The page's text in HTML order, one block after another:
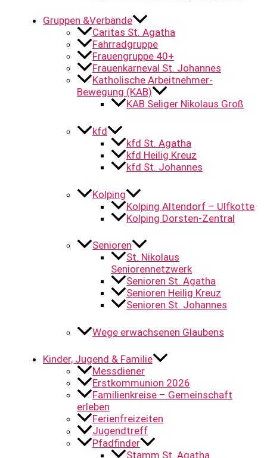
Gruppen &Verbände
Caritas St. Agatha
Fahrradgruppe
Frauengruppe 40+
Frauenkarneval St. Johannes
Katholische Arbeitnehmer-
Bewegung (KAB)
KAB Seliger Nikolaus Groß
kfd
kfd St. Agatha
kfd Heilig Kreuz
kfd St. Johannes
Kolping
Kolping Altendorf – Ulfkotte
Kolping Dorsten-Zentral
Senioren
St. Nikolaus
Seniorennetzwerk
Senioren St. Agatha
Senioren Heilig Kreuz
Senioren St. Johannes
Wege erwachsenen Glaubens
Kinder, Jugend & Familie
Messdiener
Erstkommunion 2026
Familienkreise – Gemeinschaft
erleben
Ferienfreizeiten
Jugendtreff
Pfadfinder
Stamm St. Agatha